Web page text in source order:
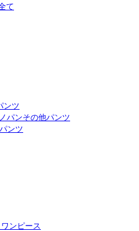
て
ンツ
パンその他パンツ
ンツ
ンピース